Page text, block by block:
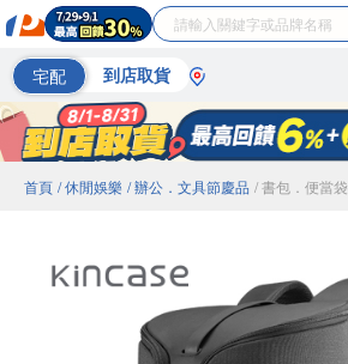
宅配 到店取貨
首頁 / 休閒娛樂 / 辦公．文具節慶品 / 書包．便當袋